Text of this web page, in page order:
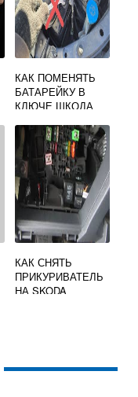
КАК ПОМЕНЯТЬ
БАТАРЕЙКУ В
КЛЮЧЕ ШКОДА
КАК СНЯТЬ
ПРИКУРИВАТЕЛЬ
НА SKODA